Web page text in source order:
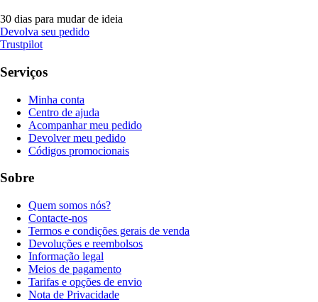
30 dias para mudar de ideia
Devolva seu pedido
Trustpilot
Serviços
Minha conta
Centro de ajuda
Acompanhar meu pedido
Devolver meu pedido
Códigos promocionais
Sobre
Quem somos nós?
Contacte-nos
Termos e condições gerais de venda
Devoluções e reembolsos
Informação legal
Meios de pagamento
Tarifas e opções de envio
Nota de Privacidade